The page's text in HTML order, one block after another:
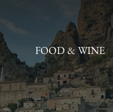
FOOD & WINE